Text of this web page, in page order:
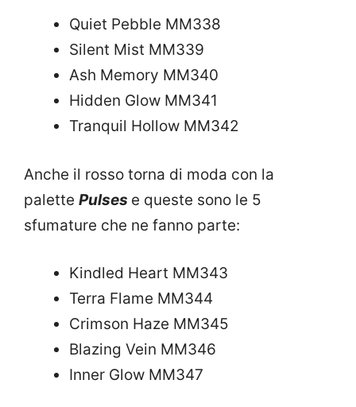
Quiet Pebble MM338
Silent Mist MM339
Ash Memory MM340
Hidden Glow MM341
Tranquil Hollow MM342
Anche il rosso torna di moda con la
palette Pulses e queste sono le 5
sfumature che ne fanno parte:
Kindled Heart MM343
Terra Flame MM344
Crimson Haze MM345
Blazing Vein MM346
Inner Glow MM347